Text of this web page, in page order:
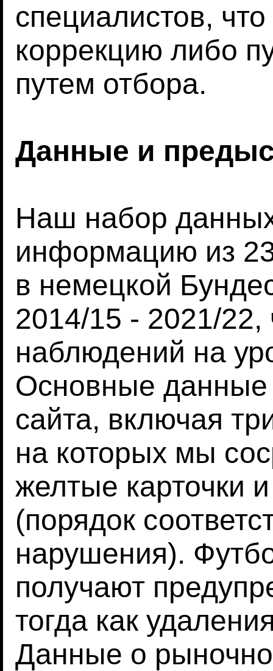
специалистов,
коррекцию либо
путем отбора.
Данные и
Наш набор
информацию из
в немецкой
2014/15 - 2021/22,
наблюдений на
Основные
сайта, включая
на которых мы
желтые карточки
(порядок
нарушения).
получают
тогда как
Данные о